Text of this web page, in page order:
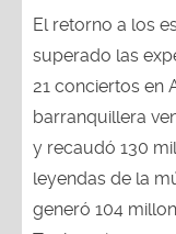
El retorno a los
superado las
21 conciertos en
barranquillera
y recaudó 130
leyendas de la
generó 104